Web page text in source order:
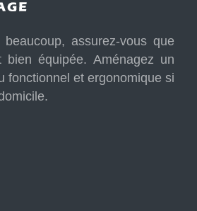
assurez-vous que
bien équipée. Aménagez un
fonctionnel et ergonomique si